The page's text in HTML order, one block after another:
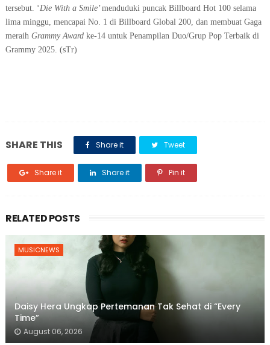
tersebut. ‘Die With a Smile’menduduki puncak Billboard Hot 100 selama
lima minggu, mencapai No. 1 di Billboard Global 200, dan membuat Gaga
meraih Grammy Awardke-14 untuk Penampilan Duo/Grup Pop Terbaik di
Grammy 2025. (sTr)
SHARE THIS Share it Tweet
Share it Share it Pin it
RELATED POSTS
MUSICNEWS
Daisy Hera Ungkap Pertemanan Tak Sehat di “Every
Time”
August 06, 2026